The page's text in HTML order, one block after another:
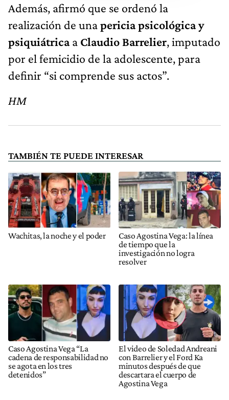
Además, afirmó que se ordenó la
realización de unapericia psicológica y
psiquiátricaa Claudio Barrelier, imputado
por el femicidio de la adolescente, para
definir “si comprende sus actos”.
HM
TAMBIÉN TE PUEDE INTERESAR
Wachitas, la noche y el poder
Caso Agostina Vega: la línea
de tiempo que la
investigación no logra
resolver
Caso Agostina Vega “La
cadena de responsabilidad no
se agota en los tres
detenidos”
El video de Soledad Andreani
con Barrelier y el Ford Ka
minutos después de que
descartara el cuerpo de
Agostina Vega